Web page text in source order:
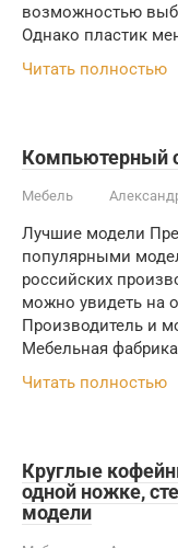
возможностью
Однако пластик
Читать полностью
Компьютерный
Мебель
Лучшие модели
популярными
российских
можно увидеть на
Производитель и
Мебельная фабрика
Читать полностью
Круглые
одной ножке,
модели